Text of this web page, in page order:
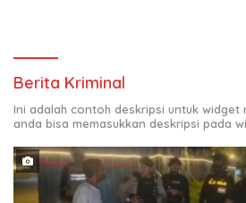
Berita Kriminal
Ini adalah contoh deskripsi untuk
anda bisa memasukkan deskripsi pada